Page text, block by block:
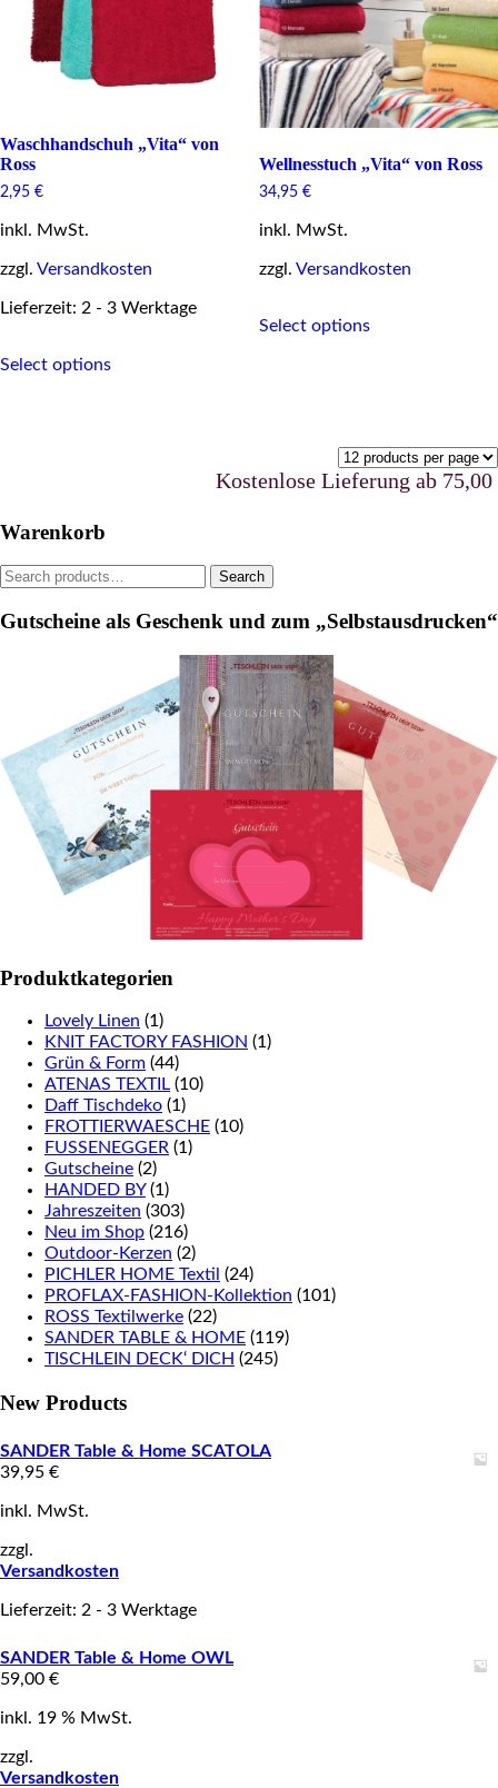
page
product
page
Waschhandschuh „Vita“ von
Ross
2,95 €
inkl. MwSt.
zzgl. Versandkosten
Lieferzeit: 2 - 3 Werktage
Select optionsproduct
the
page
Wellnesstuch „Vita“ von Ross
34,95 €
inkl. MwSt.
zzgl. Versandkosten
Select optionsproduct
may
be
chosen
Kostenlose Lieferung ab 75,00
Warenkorb
Search
Search
Gutscheine als Geschenk und zum „Selbstausdrucken“
Produktkategorien
Lovely Linen (1)
KNIT FACTORY FASHION (1)
Grün & Form (44)
ATENAS TEXTIL (10)
Daff Tischdeko (1)
FROTTIERWAESCHE (10)
FUSSENEGGER (1)
Gutscheine (2)
HANDED BY (1)
Jahreszeiten (303)
Neu im Shop (216)
Outdoor-Kerzen (2)
PICHLER HOME Textil (24)
PROFLAX-FASHION-Kollektion (101)
ROSS Textilwerke (22)
SANDER TABLE & HOME (119)
TISCHLEIN DECK‘ DICH (245)
New Products
SANDER Table & Home SCATOLA
39,95 €
inkl. MwSt.
zzgl.
Versandkosten
Lieferzeit: 2 - 3 Werktage
SANDER Table & Home OWL
59,00 €
inkl. 19 % MwSt.
zzgl.
Versandkosten